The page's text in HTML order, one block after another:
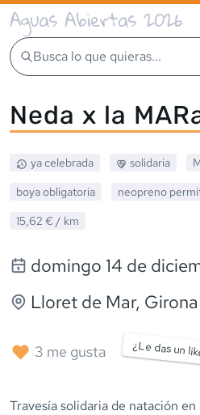
Aguas Abiertas 2026
Busca lo que quieras...
Neda x la
ya celebrada solidaria
boya obligatoria
neopreno
15,62 € / km
domingo 14 de
Lloret de Mar,
3 me gusta ¿Le das un
Travesía solidaria de natación